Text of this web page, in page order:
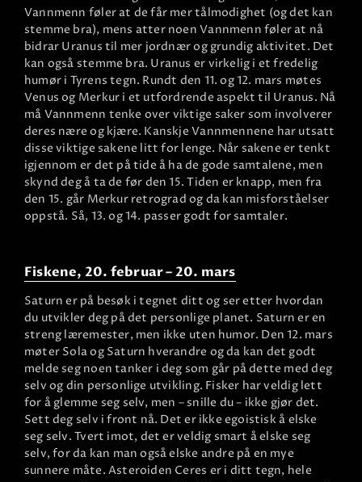
Vannmenn føler at de får mer tålmodighet (og det kan
stemme bra), mens atter noen Vannmenn føler at nå
bidrar Uranus til mer jordnær og grundig aktivitet. Det
kan også stemme bra. Uranus er virkelig i et fredelig
humør i Tyrens tegn. Rundt den 11. og 12. mars møtes
Venus og Merkur i et utfordrende aspekt til Uranus. Nå
må Vannmenn tenke over viktige saker som involverer
deres nære og kjære. Kanskje Vannmennene har utsatt
disse viktige sakene litt for lenge. Når sakene er tenkt
igjennom er det på tide å ha de gode samtalene, men
skynd deg å ta de før den 15. Tiden er knapp, men fra
den 15. går Merkur retrograd og da kan misforståelser
oppstå. Så, 13. og 14. passer godt for samtaler.
Fiskene, 20. februar – 20. mars
Saturn er på besøk i tegnet ditt og ser etter hvordan
du utvikler deg på det personlige planet. Saturn er en
streng læremester, men ikke uten humor. Den 12. mars
møter Sola og Saturn hverandre og da kan det godt
melde seg noen tanker i deg som går på dette med deg
selv og din personlige utvikling. Fisker har veldig lett
for å glemme seg selv, men – snille du – ikke gjør det.
Sett deg selv i front nå. Det er ikke egoistisk å elske
seg selv. Tvert imot, det er veldig smart å elske seg
selv, for da kan man også elske andre på en mye
sunnere måte. Asteroiden Ceres er i ditt tegn, hele